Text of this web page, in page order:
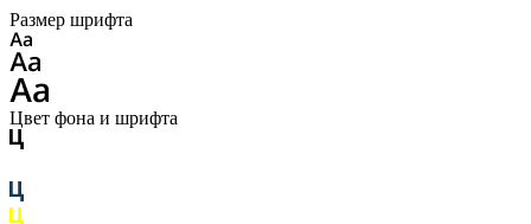
Размер шрифта
Цвет фона и шрифта